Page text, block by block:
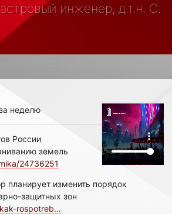
инженер, д.т.н. С.
неделю
России
земель
24736251
планирует изменить порядок
защитных зон
rospotreb...